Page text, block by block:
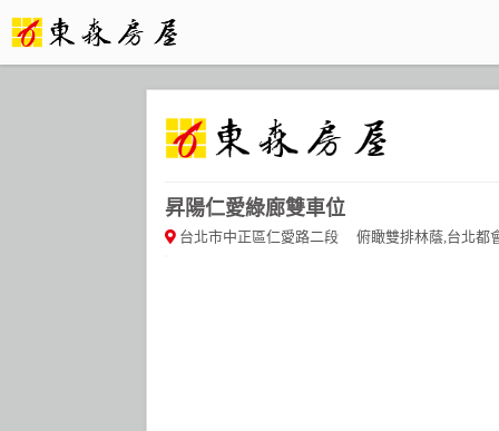
昇陽仁愛綠廊雙車位
台北市中正區仁愛路二段 俯瞰雙排林蔭,台北都會